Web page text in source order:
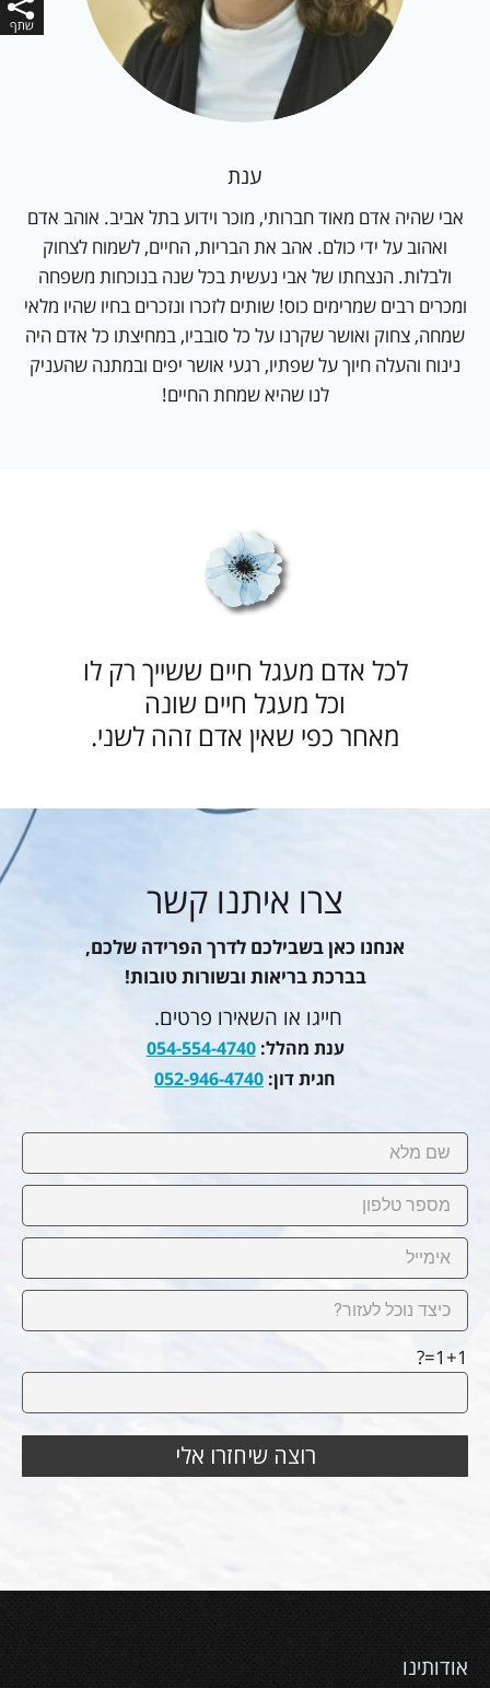
ענת
אבי שהיה אדם מאוד חברותי, מוכר וידוע בתל אביב. אוהב אדם
ואהוב על ידי כולם. אהב את הבריות, החיים, לשמוח לצחוק
ולבלות. הנצחתו של אבי נעשית בכל שנה בנוכחות משפחה
ומכרים רבים שמרימים כוס! שותים לזכרו ונזכרים בחיו שהיו מלאי
שמחה, צחוק ואושר שקרנו על כל סובביו, במחיצתו כל אדם היה
נינוח והעלה חיוך על שפתיו, רגעי אושר יפים ובמתנה שהעניק
לנו שהיא שמחת החיים!
לכל אדם מעגל חיים ששייך רק לו
וכל מעגל חיים שונה
מאחר כפי שאין אדם זהה לשני.
צרו איתנו קשר
אנחנו כאן בשבילכם לדרך הפרידה שלכם,
בברכת בריאות ובשורות טובות!
חייגו או השאירו פרטים.
ענת מהלל:054-554-4740
חגית דון: 052-946-4740
1+1=?
אודותינו